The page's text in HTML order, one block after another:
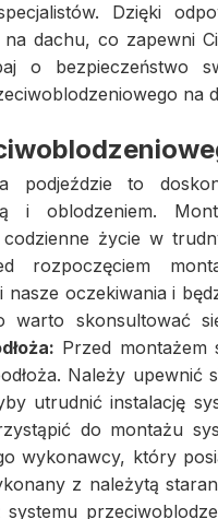
Dzięki
dachu, co zapewni
o
na
podjeździe to
i oblodzeniem.
codzienne życie w
rozpoczęciem
oczekiwania i
warto skonsultować
Przed montażem
Należy
utrudnić instalację
do montażu
wykonawcy, który
z należytą